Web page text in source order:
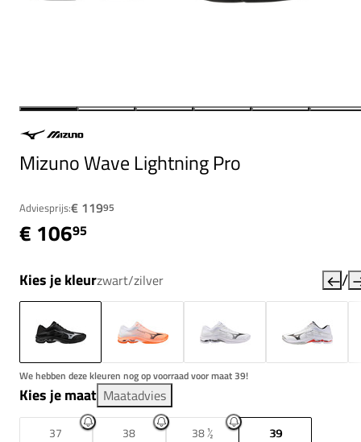
Mizuno Wave Lightning Pro
Adviesprijs:€ 11995
€ 10695
Kies je kleurzwart/zilver /
We hebben deze kleuren nog op voorraad voor maat 39!
Kies je maat Maatadvies
37 38 38 ½
39